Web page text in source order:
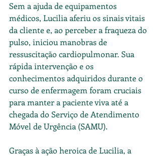
Sem a ajuda de equipamentos
médicos, Lucilia aferiu os sinais vitais
da cliente e, ao perceber a fraqueza do
pulso, iniciou manobras de
ressuscitação cardiopulmonar. Sua
rápida intervenção e os
conhecimentos adquiridos durante o
curso de enfermagem foram cruciais
para manter a paciente viva até a
chegada do Serviço de Atendimento
Móvel de Urgência (SAMU).
Graças à ação heroica de Lucilia, a